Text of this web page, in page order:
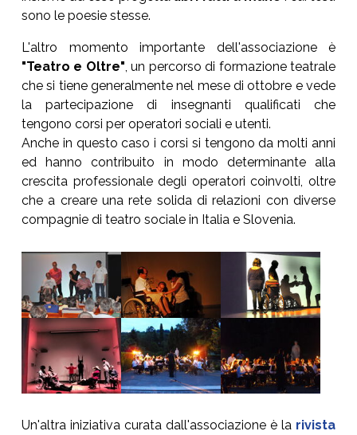
sono le poesie stesse.
L'altro momento importante dell'associazione è
"Teatro e Oltre", un percorso di formazione teatrale
che si tiene generalmente nel mese di ottobre e vede
la partecipazione di insegnanti qualificati che
tengono corsi per operatori sociali e utenti.
Anche in questo caso i corsi si tengono da molti anni
ed hanno contribuito in modo determinante alla
crescita professionale degli operatori coinvolti, oltre
che a creare una rete solida di relazioni con diverse
compagnie di teatro sociale in Italia e Slovenia.
Show larger version Show larger version
Show larger versionShow larger versionShow larger version
Un'altra iniziativa curata dall'associazione è la rivista